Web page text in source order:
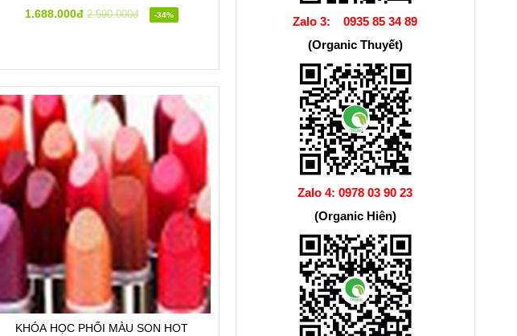
1.688.000đ 2.590.000đ -34%
KHÓA HỌC PHỐI MÀU SON HOT
Zalo 3:0935 85 34 89
(Organic Thuyết)
Zalo 4:0978 03 90 23
(Organic Hiên)